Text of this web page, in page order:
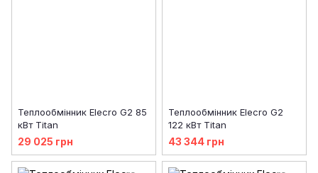
Теплообмінник Elecro G2 85
кВт Titan
29 025 грн
Теплообмінник Elecro G2
122 кВт Titan
43 344 грн